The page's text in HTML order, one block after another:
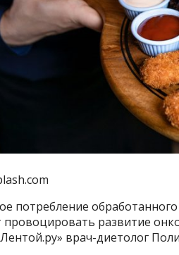
потребление
провоцировать развитие
врач-диетолог